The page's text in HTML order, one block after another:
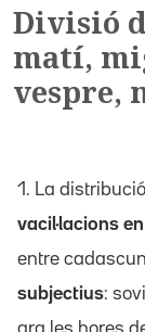
Divisió
matí,
vespre,
1. La
vacil·lacions
entre
subjectius:
ara les hores